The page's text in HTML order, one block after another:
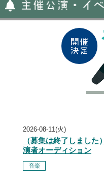
2026-08-11(火)
（募集は終了しまし
演者オーディション
音楽